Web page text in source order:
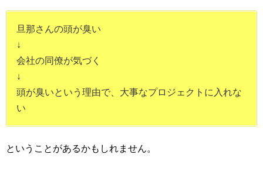
旦那さんの頭が臭い
↓
会社の同僚が気づく
↓
頭が臭いという理由で、大事なプロジェクトに入れな
い
ということがあるかもしれません。